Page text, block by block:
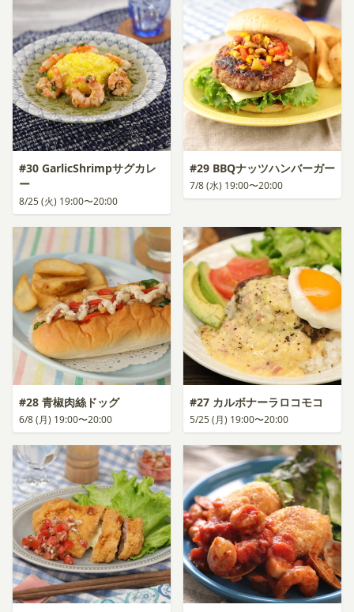
#30 GarlicShrimpサグカレ
ー
8/25 (火) 19:00〜20:00
#29 BBQナッツハンバーガー
7/8 (水) 19:00〜20:00
#28 青椒肉絲ドッグ
6/8 (月) 19:00〜20:00
#27 カルボナーラロコモコ
5/25 (月) 19:00〜20:00